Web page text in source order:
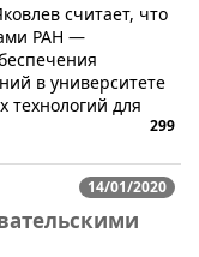
считает, что
РАН —
в университете
для
299
14/01/2020